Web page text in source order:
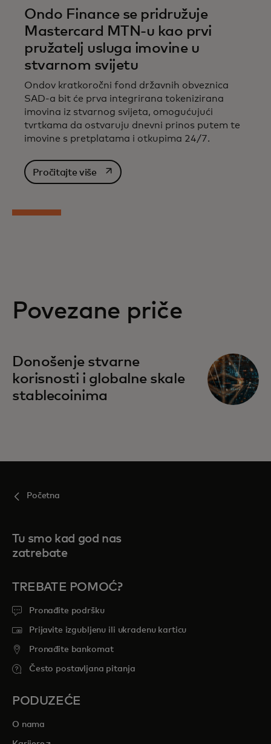
Ondo Finance se pridružuje
Mastercard MTN-u kao prvi
pružatelj usluga imovine u
stvarnom svijetu
Ondov kratkoročni fond državnih obveznica
SAD-a bit će prva integrirana tokenizirana
imovina iz stvarnog svijeta, omogućujući
tvrtkama da ostvaruju dnevni prinos putem te
imovine s pretplatama i otkupima 24/7.
Pročitajte višeopens in a new tab
Povezane priče
Donošenje stvarne
korisnosti i globalne skale
stablecoinima
Početna
Tu smo kad god nas
zatrebate
TREBATE POMOĆ?
Pronađite podršku
Prijavite izgubljenu ili ukradenu karticu
Pronađite bankomat
Često postavljana pitanja
PODUZEĆE
O nama